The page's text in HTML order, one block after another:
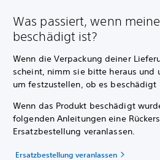
Was passiert, wenn
beschädigt ist?
Wenn die Verpackung deiner
scheint, nimm sie bitte heraus und
um festzustellen, ob es beschädigt
Wenn das Produkt beschädigt
folgenden Anleitungen eine
Ersatzbestellung veranlassen.
Ersatzbestellung veranlassen